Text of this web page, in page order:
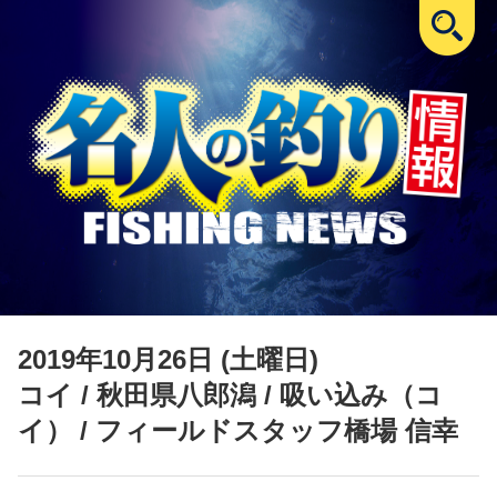
2019年10月26日 (土曜日)
コイ / 秋田県八郎潟 / 吸い込み（コ
イ） / フィールドスタッフ橋場 信幸